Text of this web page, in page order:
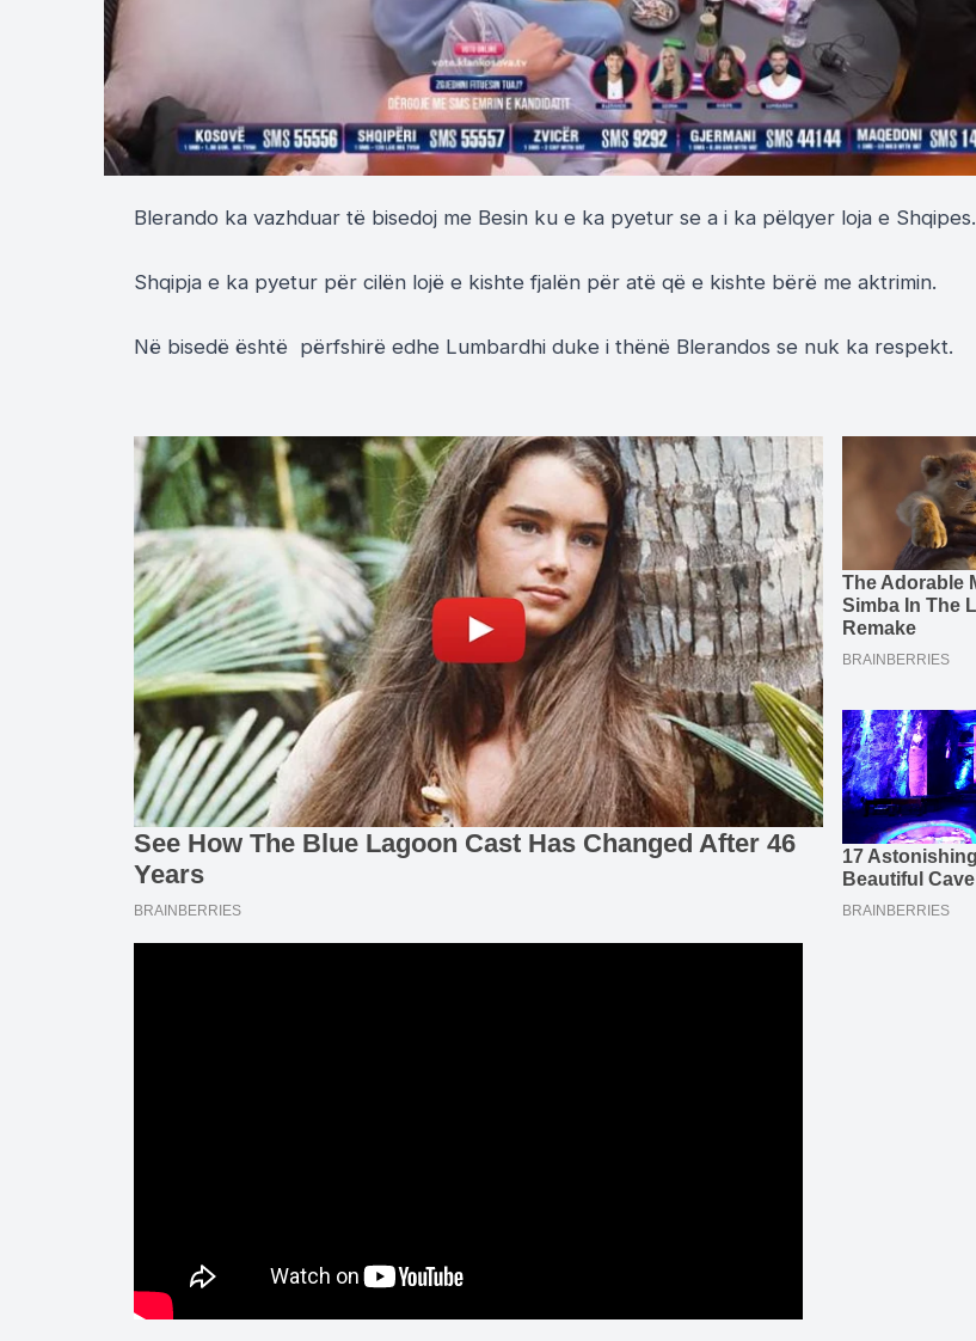
Blerando ka vazhduar të bisedoj me Besin ku e ka pyetur se a i ka pëlqyer loja e Shqipes.
Shqipja e ka pyetur për cilën lojë e kishte fjalën për atë që e kishte bërë me aktrimin.
Në bisedë është përfshirë edhe Lumbardhi duke i thënë Blerandos se nuk ka respekt.